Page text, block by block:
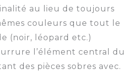
au lieu de toujours
couleurs que tout le
(noir, léopard etc.)
l’élément central du
des pièces sobres avec.